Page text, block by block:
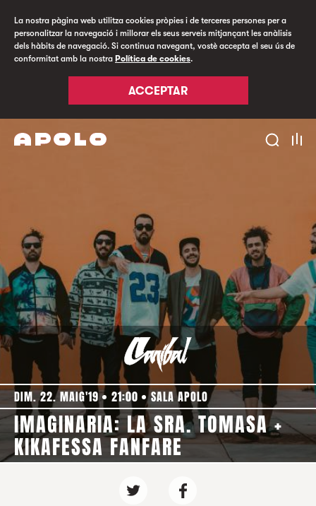
La nostra pàgina web utilitza cookies pròpies i de terceres persones per a
personalitzar la navegació i millorar els seus serveis mitjançant les anàlisis
dels hàbits de navegació. Si continua navegant, vostè accepta el seu ús de
conformitat amb la nostra Política de cookies.
ACCEPTAR
DIM. 22. MAIG'19 21:00 SALA APOLO
IMAGINARIA: LA SRA. TOMASA +
KIKAFESSA FANFARE